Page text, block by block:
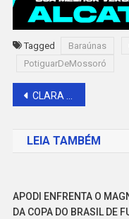
Tagged Baraúnas
PotiguarDeMossoró
Navegação
Post
CLARA SOBRAL E RENATA FALCÃO PUXAM PRÉVIA DE CARNAVAL EM BARAÚNA
LEIA TAMBÉM
APODI ENFRENTA O
DA COPA DO BRASIL DE